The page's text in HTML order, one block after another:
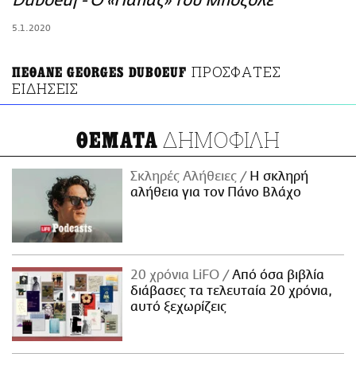
5.1.2020
ΠΕΘΑΝΕ GEORGES DUBOEUF ΠΡΟΣΦΑΤΕΣ
ΕΙΔΗΣΕΙΣ
ΘΕΜΑΤΑ ΔΗΜΟΦΙΛΗ
Σκληρές Αλήθειες
H σκληρή
αλήθεια για τον Πάνο Βλάχο
20 χρόνια LiFO
Από όσα βιβλία
διάβασες τα τελευταία 20 χρόνια,
αυτό ξεχωρίζεις